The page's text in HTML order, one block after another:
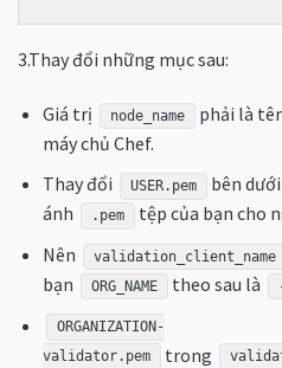
3.Thay đổi những mục sau:
Giá trị node_name
phải là
máy chủ Chef.
Thay đổi
USER.pem bên dưới
ánh
.pem
tệp của bạn cho
Nên
validation_client_name
bạn
ORG_NAME theo sau là
ORGANIZATION-
validator.pem
trong